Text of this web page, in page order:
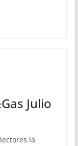
Julio
la